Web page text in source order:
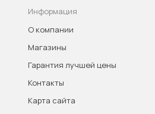
Информация
О компании
Магазины
Гарантия лучшей цены
Контакты
Карта сайта